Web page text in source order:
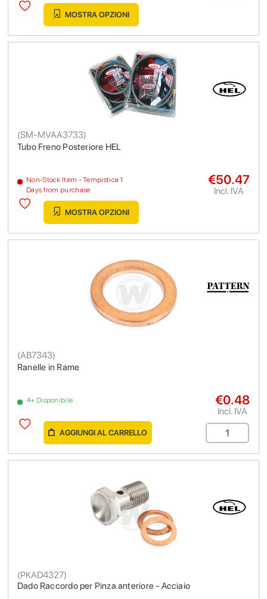
MOSTRA OPZIONI
Tubo Freno Posteriore HEL
(SM-MVAA3733)
Non-Stock Item - Tempistica 1
Days from purchase
€50.47
Incl. IVA
MOSTRA OPZIONI
Ranelle in Rame
(AB7343)
4+ Disponibile €0.48
Incl. IVA
AGGIUNGI AL CARRELLO
Dado Raccordo per Pinza anteriore - Acciaio
(PKAD4327)